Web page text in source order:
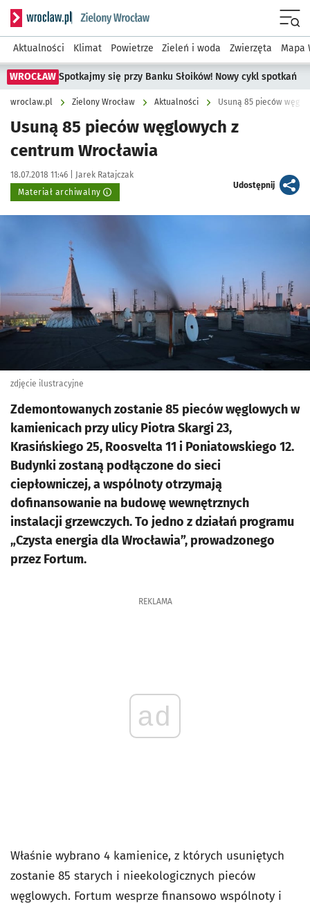
Serwis informacyjny wroclaw.pl podserwis: Środowisko we
Aktualności Klimat Powietrze Zieleń i woda Zwierzęta Mapa
WROCŁAW Spotkajmy się przy Banku Słoików! Nowy cykl spotkań
wroclaw.pl Zielony Wrocław Aktualności Usuną 85 pieców
Usuną 85 pieców węglowych z
centrum Wrocławia
Data publikacji:
18.07.2018 11:46 | Autor:
Jarek Ratajczak
Materiał archiwalny
Udostępnijartykuł
zdjęcie ilustracyjne
Zdemontowanych zostanie 85 pieców węglowych w
kamienicach przy ulicy Piotra Skargi 23,
Krasińskiego 25, Roosvelta 11 i Poniatowskiego 12.
Budynki zostaną podłączone do sieci
ciepłowniczej, a wspólnoty otrzymają
dofinansowanie na budowę wewnętrznych
instalacji grzewczych. To jedno z działań programu
„Czysta energia dla Wrocławia”, prowadzonego
przez Fortum.
REKLAMA
ad
Właśnie wybrano 4 kamienice, z których usuniętych
zostanie 85 starych i nieekologicznych pieców
węglowych. Fortum wesprze finansowo wspólnoty i